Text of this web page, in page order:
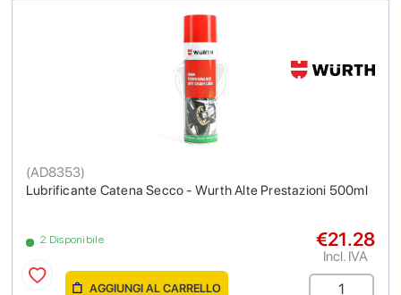
Lubrificante Catena Secco - Wurth Alte Prestazioni 500ml
(AD8353)
2 Disponibile €21.28
Incl. IVA
AGGIUNGI AL CARRELLO